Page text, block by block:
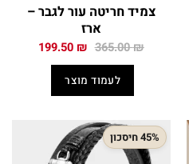
צמיד חריטה עור לגבר –
ארז
365.00₪ המחיר
365.00 ₪.
199.50 ₪ המחיר
לעמוד מוצר
45% חיסכון